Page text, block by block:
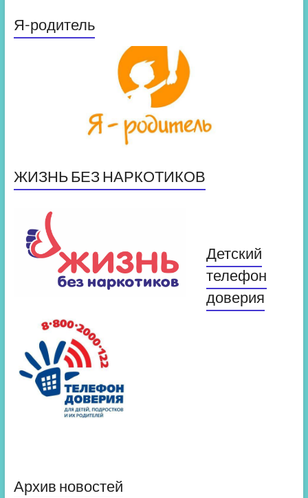
Я-родитель
ЖИЗНЬ БЕЗ НАРКОТИКОВ
Детский
телефон
доверия
Архив новостей